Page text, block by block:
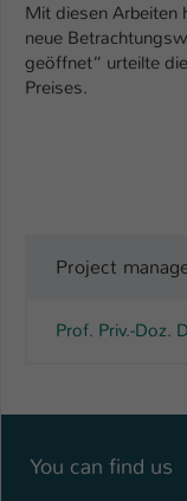
Mit diesen Arbeiten
neue
geöffnet“ urteilte
Preises.
Project
Prof. Priv.-Doz.
You can find us